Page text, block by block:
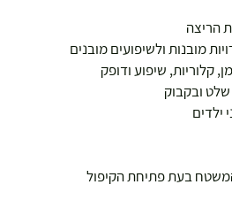
הריצה
קלוריות, שיפוע ודופק
ובקבוק
ילדים